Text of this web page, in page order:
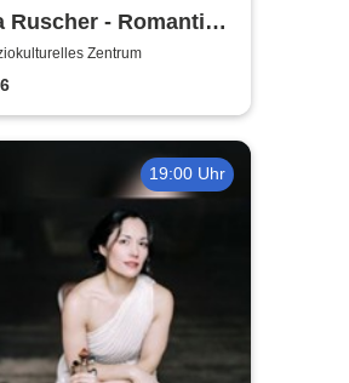
Ruscher - Romantik,
zack!Zentrum
19:00 Uhr